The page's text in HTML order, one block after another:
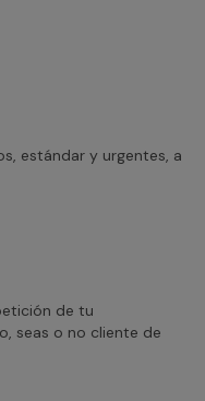
estándar y urgentes, a
de tu
seas o no cliente de